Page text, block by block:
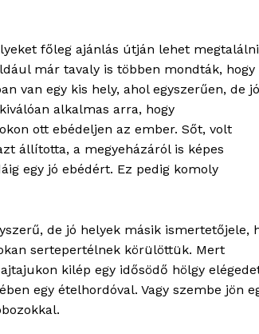
Hasznos
Előfizetés
Kapcsolat
főleg ajánlás útján lehet
már tavaly is többen mondták, hogy
van egy kis hely, ahol egyszerűen, de
alkalmas arra, hogy
ott ebédeljen az ember. Sőt, volt
állította, a megyeházáról is képes
egy jó ebédért. Ez pedig komoly
de jó helyek másik ismertetőjele,
sertepertélnek körülöttük. Mert
kilép egy idősödő hölgy
egy ételhordóval. Vagy szembe jön